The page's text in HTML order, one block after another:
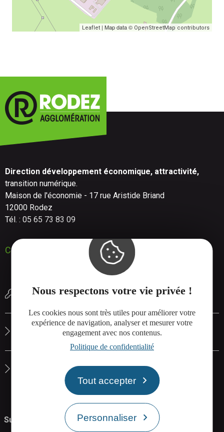
Nous respectons votre vie privée !
Les cookies nous sont très utiles pour améliorer votre
expérience de navigation, analyser et mesurer votre
engagement avec nos contenus.
Politique de confidentialité
Tout accepter
Personnaliser
Leaflet | Map data © OpenStreetMap contributors
Direction développement économique, attractivité,
transition numérique.
Maison de l'économie - 17 rue Aristide Briand
12000 Rodez
Tél. : 05 65 73 83 09
Contactez-nous
Réserver une salle de réunion
Le site de Rodez Agglo
La carte interactive de Rodez Agglo
Suivez-nous